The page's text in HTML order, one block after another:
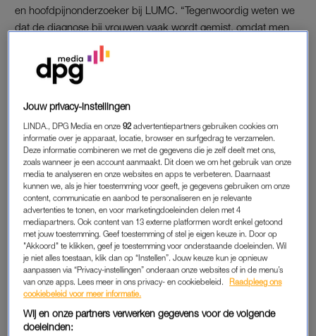
en hoofdpijnonderzoeker bij LUMC. “Tegenwoordig weten we
dat de diagnose bij vrouwen vaak wordt gemist, omdat men
denkt dat het migraine is.”
En dat terwijl de verschillen groot zijn, zegt de neuroloog. Bij
geluid uit te sluiten. Een aanval kan een tot drie dagen duren.
Bij clusterhoofdpijn zijn de aanvallen korter – tot drie uur – en
vinden ze meestal ’s nachts plaats. Ook is de pijn extremer.
“Soms is het zo erg dat mensen met hun hoofd tegen de muur
bonken.”
De pijn zit altijd aan dezelfde kant van het gezicht, en het
begint acuut. “Je wordt ’s nachts om twee uur ineens wakker
met het gevoel alsof er een ijspriem door je oog steekt”, vertelt
Fronczek. “Sommige vrouwen vinden deze pijn heviger dan bij
een bevalling.” Tijdens een aanval hebben patiënten vaak
“bewegingsdrang” en gaan ze ijsberen. “We denken dat dit
komt door de aard van de pijn; het lijkt zenuwpijn.”
Jouw privacy-instellingen
LINDA., DPG Media en onze92 advertentiepartners gebruiken cookies om
informatie over je apparaat, locatie, browser en surfgedrag te verzamelen.
Deze informatie combineren we met de gegevens die je zelf deelt met ons,
zoals wanneer je een account aanmaakt. Dit doen we om het gebruik van onze
media te analyseren en onze websites en apps te verbeteren. Daarnaast
kunnen we, als je hier toestemming voor geeft, je gegevens gebruiken om onze
content, communicatie en aanbod te personaliseren en je relevante
advertenties te tonen, en voor marketingdoeleinden delen met 4
mediapartners. Ook content van 13 externe platformen wordt enkel getoond
met jouw toestemming. Geef toestemming of stel je eigen keuze in. Door op
"Akkoord" te klikken, geef je toestemming voor onderstaande doeleinden. Wil
je niet alles toestaan, klik dan op “Instellen”. Jouw keuze kun je opnieuw
aanpassen via “Privacy-instellingen” onderaan onze websites of in de menu’s
van onze apps. Lees meer in ons privacy- en cookiebeleid.
Raadpleeg ons
cookiebeleid voor meer informatie.
Wij en onze partners verwerken gegevens voor de volgende
doeleinden: